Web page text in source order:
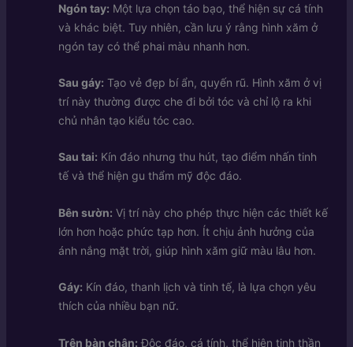
Ngón tay: Một lựa chọn táo bạo, thể hiện sự cá tính
và khác biệt. Tuy nhiên, cần lưu ý rằng hình xăm ở
ngón tay có thể phai màu nhanh hơn.
Sau gáy: Tạo vẻ đẹp bí ẩn, quyến rũ. Hình xăm ở vị
trí này thường được che đi bởi tóc và chỉ lộ ra khi
chủ nhân tạo kiểu tóc cao.
Sau tai: Kín đáo nhưng thu hút, tạo điểm nhấn tinh
tế và thể hiện gu thẩm mỹ độc đáo.
Bên sườn: Vị trí này cho phép thực hiện các thiết kế
lớn hơn hoặc phức tạp hơn. Ít chịu ảnh hưởng của
ánh nắng mặt trời, giúp hình xăm giữ màu lâu hơn.
Gáy: Kín đáo, thanh lịch và tinh tế, là lựa chọn yêu
thích của nhiều bạn nữ.
Trên bàn chân: Độc đáo, cá tính, thể hiện tinh thần